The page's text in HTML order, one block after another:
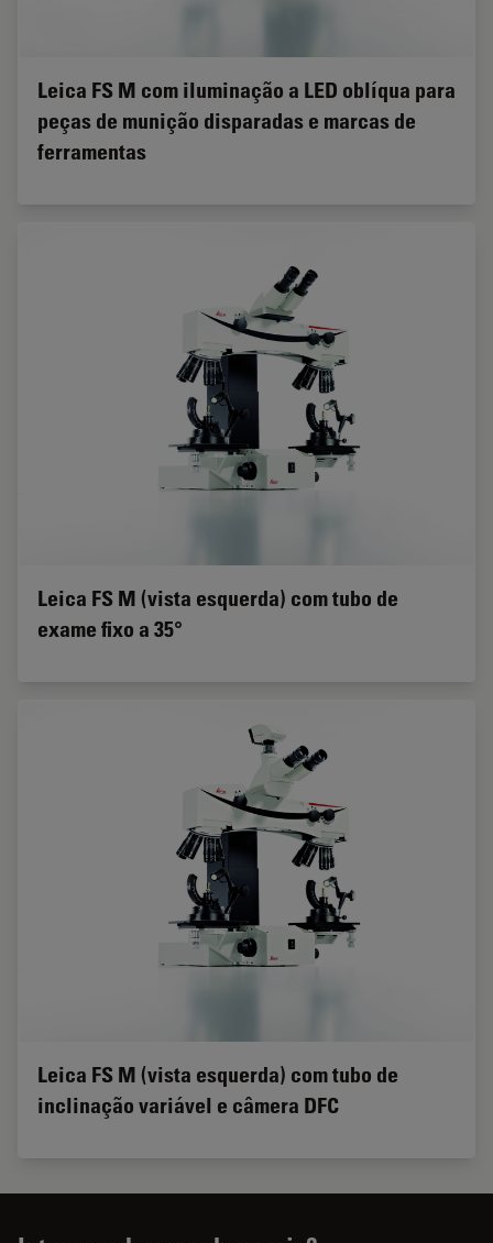
Leica FS M com iluminação a LED oblíqua para
peças de munição disparadas e marcas de
ferramentas
Leica FS M (vista esquerda) com tubo de
exame fixo a 35°
Leica FS M (vista esquerda) com tubo de
inclinação variável e câmera DFC